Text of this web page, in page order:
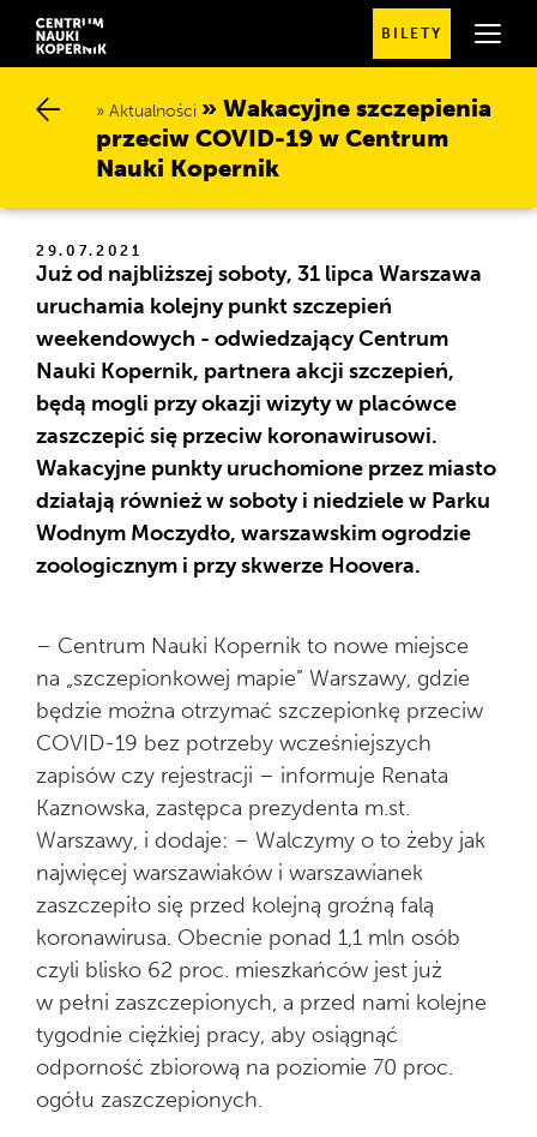
SZCZEGÓŁOWE
OTWARCIA
BILETY
Aktualności
Wakacyjne szczepienia p
rzeciw COVID-19 w Centrum N
auki Kopernik
29.07.2021
Już od najbliższej soboty, 31 lipca Warszawa
uruchamia kolejny punkt szczepień
weekendowych - odwiedzający Centrum
Nauki Kopernik, partnera akcji szczepień,
będą mogli przy okazji wizyty w placówce
zaszczepić się przeciw koronawirusowi.
Wakacyjne punkty uruchomione przez miasto
działają również w soboty i niedziele w Parku
Wodnym Moczydło, warszawskim ogrodzie
zoologicznym i przy skwerze Hoovera.
– Centrum Nauki Kopernik to nowe miejsce
na „szczepionkowej mapie” Warszawy, gdzie
będzie można otrzymać szczepionkę przeciw
COVID-19 bez potrzeby wcześniejszych
zapisów czy rejestracji – informuje Renata
Kaznowska, zastępca prezydenta m.st.
Warszawy, i dodaje: – Walczymy o to żeby jak
najwięcej warszawiaków i warszawianek
zaszczepiło się przed kolejną groźną falą
koronawirusa. Obecnie ponad 1,1 mln osób
czyli blisko 62 proc. mieszkańców jest już
w pełni zaszczepionych, a przed nami kolejne
tygodnie ciężkiej pracy, aby osiągnąć
odporność zbiorową na poziomie 70 proc.
ogółu zaszczepionych.